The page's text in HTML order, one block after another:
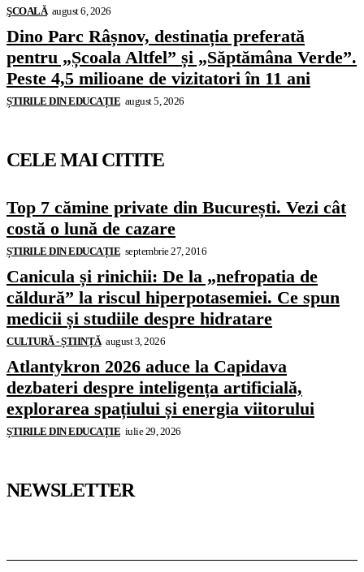
ŞCOALĂ august 6, 2026
Dino Parc Râșnov, destinația preferată
pentru „Școala Altfel” și „Săptămâna Verde”.
Peste 4,5 milioane de vizitatori în 11 ani
ȘTIRILE DIN EDUCAȚIE august 5, 2026
CELE MAI CITITE
Top 7 cămine private din București. Vezi cât
costă o lună de cazare
ȘTIRILE DIN EDUCAȚIE septembrie 27, 2016
Canicula și rinichii: De la „nefropatia de
căldură” la riscul hiperpotasemiei. Ce spun
medicii și studiile despre hidratare
CULTURĂ - ȘTIINȚĂ august 3, 2026
Atlantykron 2026 aduce la Capidava
dezbateri despre inteligența artificială,
explorarea spațiului și energia viitorului
ȘTIRILE DIN EDUCAȚIE iulie 29, 2026
NEWSLETTER